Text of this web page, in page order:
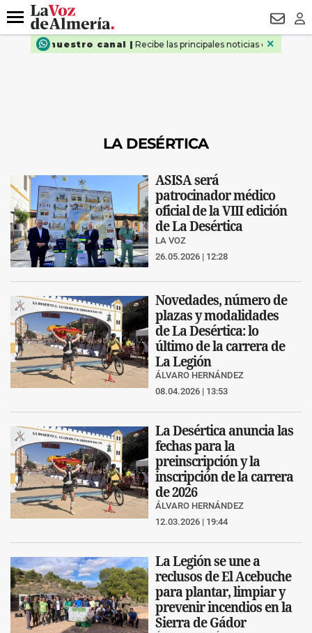
DESTACADO
Menú
LA DESÉRTICA
ASISA será
patrocinador médico
oficial de la VIII edición
de La Desértica
LA VOZ
26.05.2026 | 12:28
Novedades, número de
plazas y modalidades
de La Desértica: lo
último de la carrera de
La Legión
ÁLVARO HERNÁNDEZ
08.04.2026 | 13:53
La Desértica anuncia las
fechas para la
preinscripción y la
inscripción de la carrera
de 2026
ÁLVARO HERNÁNDEZ
12.03.2026 | 19:44
La Legión se une a
reclusos de El Acebuche
para plantar, limpiar y
prevenir incendios en la
Sierra de Gádor